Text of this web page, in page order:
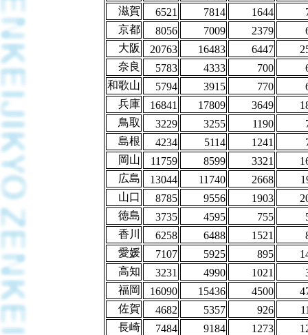
滋賀
6521 7814 1644
京都
8056 7009 2379
大阪
20763 16483 6447
奈良
5783 4333 700
和歌山
5794 3915 770
兵庫
16841 17809 3649
鳥取
3229 3255 1190
島根
4234 5114 1241
岡山
11759 8599 3321
広島
13044 11740 2668
山口
8785 9556 1903
徳島
3735 4595 755
香川
6258 6488 1521
愛媛
7107 5925 895
高知
3231 4990 1021
福岡
16090 15436 4500
佐賀
4682 5357 926
長崎
7484 9184 1273